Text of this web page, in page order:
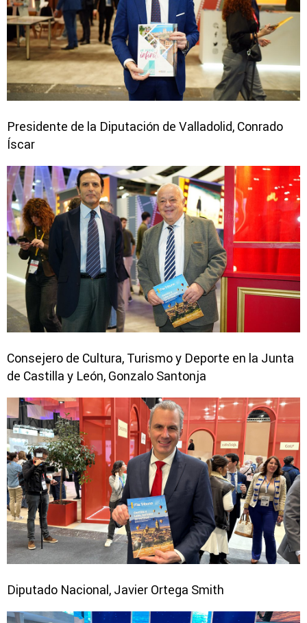
Presidente de la Diputación de Valladolid, Conrado
Íscar
Consejero de Cultura, Turismo y Deporte en la Junta
de Castilla y León, Gonzalo Santonja
Diputado Nacional, Javier Ortega Smith